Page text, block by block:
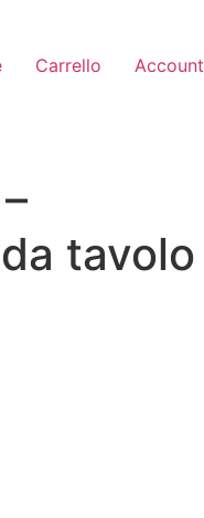
Carrello Account
tavolo